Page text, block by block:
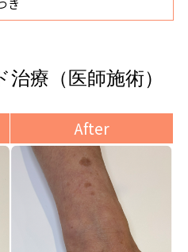
き
療（医師施術）
After